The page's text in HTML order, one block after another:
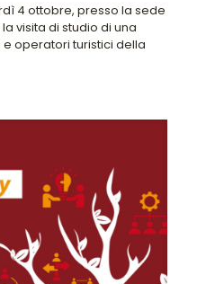
4 ottobre, presso la sede
visita di studio di una
operatori turistici della